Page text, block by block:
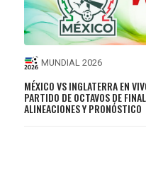
MUNDIAL 2026
MÉXICO VS INGLATERRA EN
PARTIDO DE OCTAVOS DE
ALINEACIONES Y PRONÓSTICO